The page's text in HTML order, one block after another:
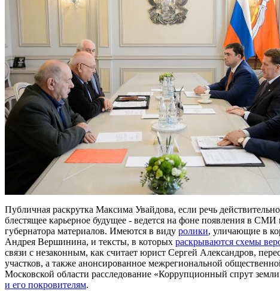
Публичная раскрутка Максима Увайдова, если речь
блестящее карьерное будущее - ведется на фоне появления в
губернатора материалов. Имеются в виду ролики, уличающие в
Андрея Вершинина, и тексты, в которых раскрываются схемы
связи с незаконным, как считает юрист Сергей Александров,
участков, а также анонсированное межрегиональной
Московской области расследование «Коррупционный спрут
и его покровителям.